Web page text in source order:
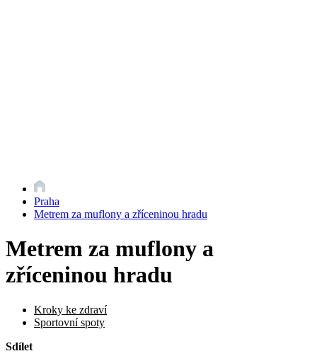
Praha
Metrem za muflony a zříceninou hradu
Metrem za muflony a
zříceninou hradu
Kroky ke zdraví
Sportovní spoty
Sdílet